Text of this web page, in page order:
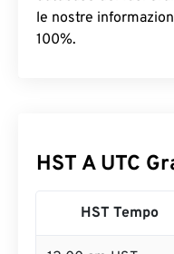
le nostre
100%.
HST A UTC
HST Tempo